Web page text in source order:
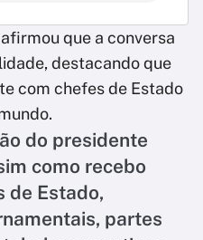
que a conversa
destacando que
com chefes de Estado
do presidente
como recebo
de Estado,
partes